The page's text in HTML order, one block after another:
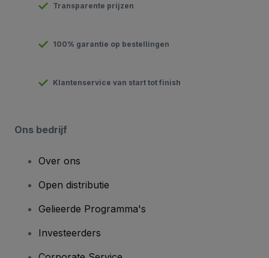
Transparente prijzen
100% garantie op bestellingen
Klantenservice van start tot finish
Ons bedrijf
Over ons
Open distributie
Gelieerde Programma's
Investeerders